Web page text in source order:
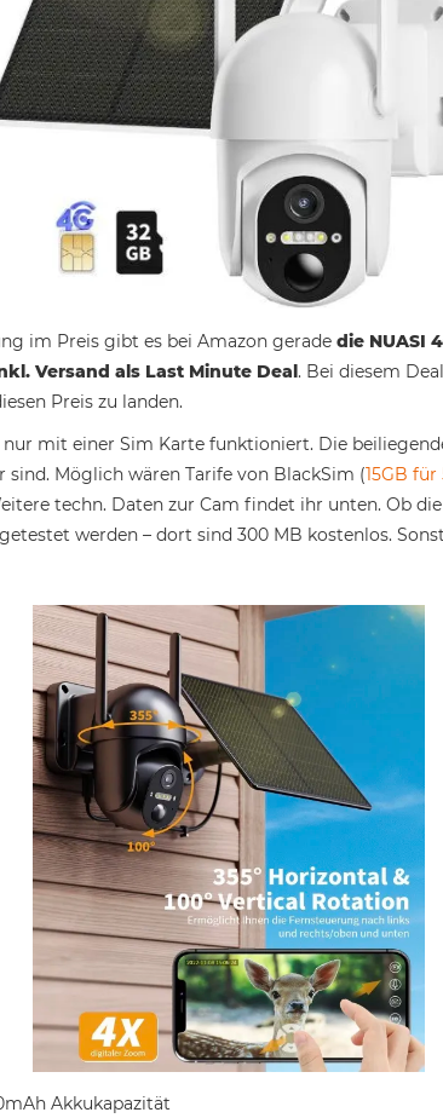
im Preis gibt es bei Amazon gerade die NUASI
Versand als Last Minute Deal . Bei diesem
Preis zu landen.
mit einer Sim Karte funktioniert. Die
sind. Möglich wären Tarife von BlackSim (15GB
techn. Daten zur Cam findet ihr unten. Ob
werden – dort sind 300 MB kostenlos.
Akkukapazität